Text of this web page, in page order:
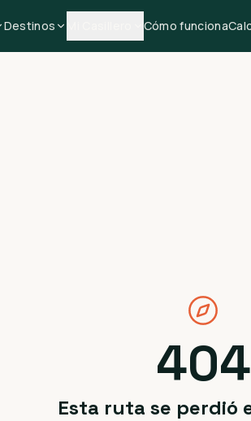
Destinos Cómo funciona
404
Esta ruta se perdió